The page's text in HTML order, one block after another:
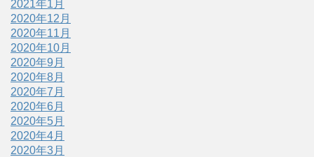
2021年1月
2020年12月
2020年11月
2020年10月
2020年9月
2020年8月
2020年7月
2020年6月
2020年5月
2020年4月
2020年3月